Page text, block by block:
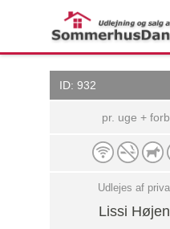
ID: 932
pr. uge +
Udlejes af
Lissi